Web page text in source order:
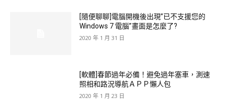
[隨便聊聊]電腦開機後出現”已不支援您的
Windows 7 電腦”畫面是怎麼了?
2020 年 1 月 31 日
[軟體]春節過年必備！避免過年塞車，測速
照相和路況導航ＡＰＰ懶人包
2020 年 1 月 23 日